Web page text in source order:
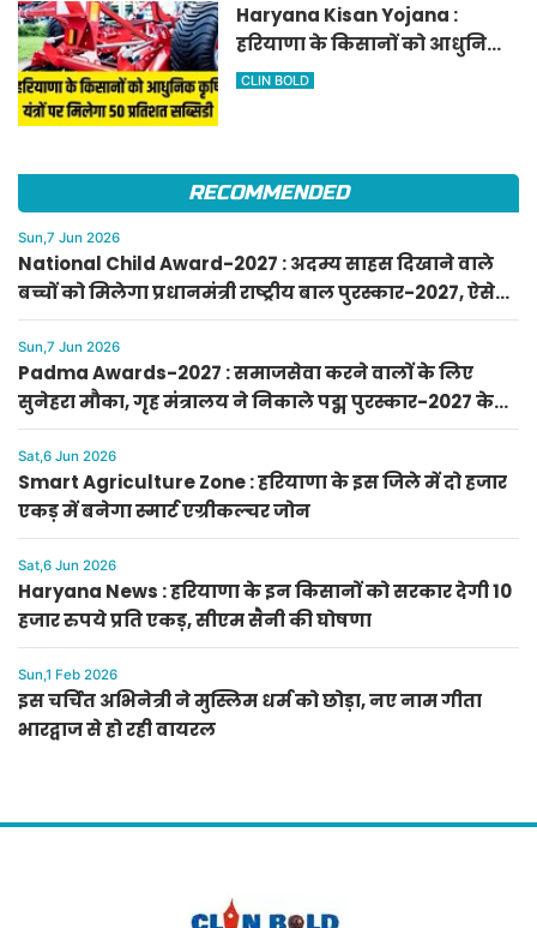
Haryana Kisan Yojana :
हरियाणा के किसानों को आधुनिक
कृषि यंत्रों पर मिलेगा 50 प्रतिशत
CLIN BOLD
RECOMMENDED
Sun,7 Jun 2026
National Child Award-2027 : अदम्य साहस दिखाने वाले
बच्चों को मिलेगा प्रधानमंत्री राष्ट्रीय बाल पुरस्कार-2027, ऐसे
करें आवेदन
Sun,7 Jun 2026
Padma Awards-2027 : समाजसेवा करने वालों के लिए
सुनेहरा मौका, गृह मंत्रालय ने निकाले पद्म पुरस्कार-2027 के
लिए आवेदन
Sat,6 Jun 2026
Smart Agriculture Zone : हरियाणा के इस जिले में दो हजार
एकड़ में बनेगा स्मार्ट एग्रीकल्चर जोन
Sat,6 Jun 2026
Haryana News : हरियाणा के इन किसानों को सरकार देगी 10
हजार रुपये प्रति एकड़, सीएम सैनी की घोषणा
Sun,1 Feb 2026
इस चर्चित अभिनेत्री ने मुस्लिम धर्म को छोड़ा, नए नाम गीता
भारद्वाज से हो रही वायरल